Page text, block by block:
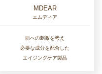
MDEAR
エムディア
肌への刺激を考え
必要な成分を配合した
エイジングケア製品